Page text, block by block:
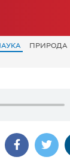
ПРИРОДА